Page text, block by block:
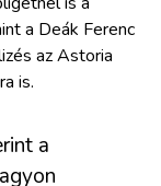
a Deák Ferenc
az Astoria
is.
a